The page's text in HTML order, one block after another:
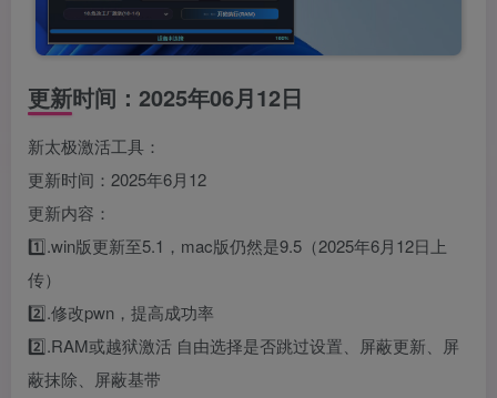
更新时间：2025年06月12日
新太极激活工具：
更新时间：2025年6月12
更新内容：
1️⃣.win版更新至5.1，mac版仍然是9.5（2025年6月12日上
传）
2️⃣.修改pwn，提高成功率
2️⃣.RAM或越狱激活 自由选择是否跳过设置、屏蔽更新、屏
蔽抹除、屏蔽基带